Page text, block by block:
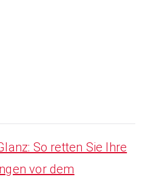
So retten Sie Ihre
vor dem